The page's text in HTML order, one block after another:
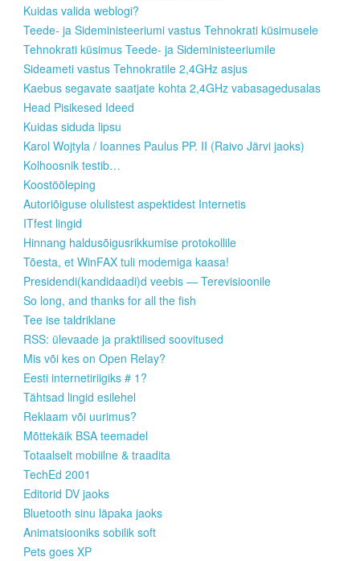
Kuidas valida weblogi?
Teede- ja Sideministeeriumi vastus Tehnokrati küsimusele
Tehnokrati küsimus Teede- ja Sideministeeriumile
Sideameti vastus Tehnokratile 2,4GHz asjus
Kaebus segavate saatjate kohta 2,4GHz vabasagedusalas
Head Pisikesed Ideed
Kuidas siduda lipsu
Karol Wojtyla / Ioannes Paulus PP. II (Raivo Järvi jaoks)
Kolhoosnik testib…
Koostööleping
Autoriõiguse olulistest aspektidest Internetis
ITfest lingid
Hinnang haldusõigusrikkumise protokollile
Tõesta, et WinFAX tuli modemiga kaasa!
Presidendi(kandidaadi)d veebis — Terevisioonile
So long, and thanks for all the fish
Tee ise taldriklane
RSS: ülevaade ja praktilised soovitused
Mis või kes on Open Relay?
Eesti internetiriigiks # 1?
Tähtsad lingid esilehel
Reklaam või uurimus?
Mõttekäik BSA teemadel
Totaalselt mobiilne & traadita
TechEd 2001
Editorid DV jaoks
Bluetooth sinu läpaka jaoks
Animatsiooniks sobilik soft
Pets goes XP